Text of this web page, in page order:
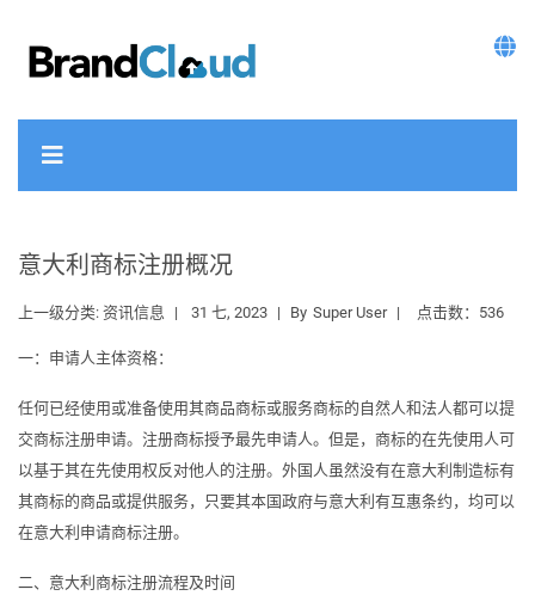
意大利商标注册概况
上一级分类: 资讯信息 31 七, 2023 By Super User 点击数：536
一：申请人主体资格：
任何已经使用或准备使用其商品商标或服务商标的自然人和法人都可以提
交商标注册申请。注册商标授予最先申请人。但是，商标的在先使用人可
以基于其在先使用权反对他人的注册。外国人虽然没有在意大利制造标有
其商标的商品或提供服务，只要其本国政府与意大利有互惠条约，均可以
在意大利申请商标注册。
二、意大利商标注册流程及时间